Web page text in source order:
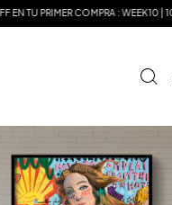
COMPRA : WEEK10 | 10% OFF